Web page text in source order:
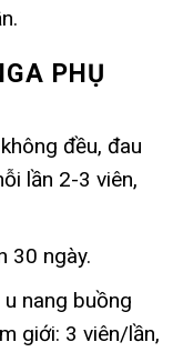
PHỤ
đều, đau
lần 2-3 viên,
30 ngày.
nang buồng
giới: 3 viên/lần,